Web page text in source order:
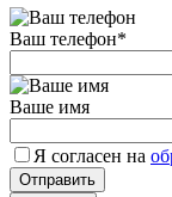
Ваш телефон*
Ваше имя
Я согласен на